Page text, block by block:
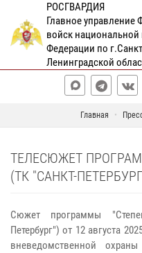
РОСГВАРДИЯ
Главное управление
войск
Федерации по
Ленинградской
Главная
ТЕЛЕСЮЖЕТ
(ТК "САНКТ-
Сюжет программы
Петербург") от 12 августа
вневедомственной